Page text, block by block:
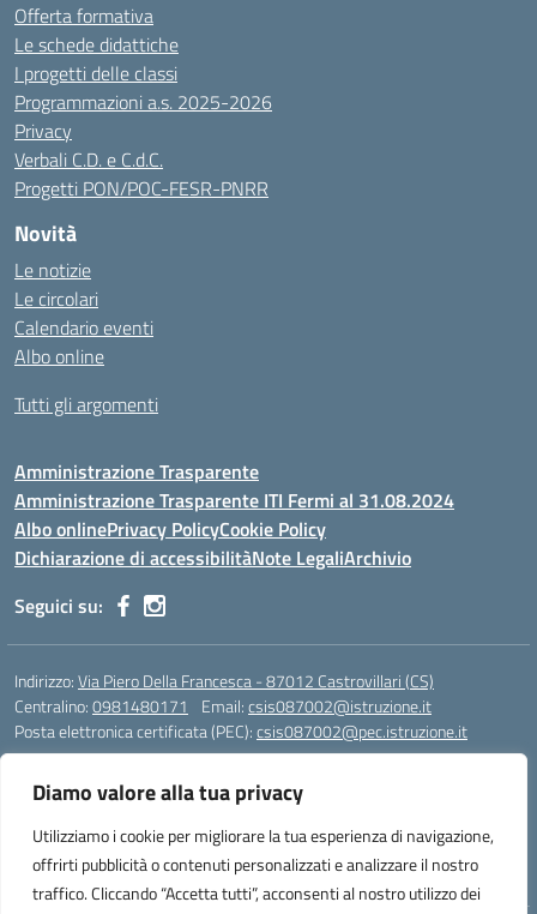
Diamo valore alla tua privacy
Utilizziamo i cookie per migliorare la tua esperienza di navigazione,
offrirti pubblicità o contenuti personalizzati e analizzare il nostro
traffico. Cliccando “Accetta tutti”, acconsenti al nostro utilizzo dei
Offerta formativa
Le schede didattiche
I progetti delle classi
Programmazioni a.s. 2025-2026
Privacy
Verbali C.D. e C.d.C.
Progetti PON/POC-FESR-PNRR
Novità
Le notizie
Le circolari
Calendario eventi
Albo online
Tutti gli argomenti
Amministrazione Trasparente
Amministrazione Trasparente ITI Fermi al 31.08.2024
Albo onlinePrivacy PolicyCookie Policy
Dichiarazione di accessibilitàNote LegaliArchivio
Seguici su:
Indirizzo:Via Piero Della Francesca - 87012 Castrovillari (CS)
Centralino:0981480171 Email:csis087002@istruzione.it
Posta elettronica certificata (PEC):csis087002@pec.istruzione.it
Codice meccanografico:CSIS087002
Codice Indice delle Pubbliche Amministrazioni (IPA): PNG4CA8K
Codice unico di fatturazione (CUF): R8N7JA